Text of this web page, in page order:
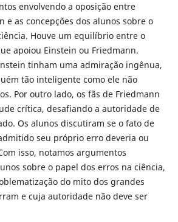
envolvendo a oposição entre
e as concepções dos alunos sobre o
Houve um equilíbrio entre o
apoiou Einstein ou Friedmann.
tinham uma admiração ingênua,
tão inteligente como ele não
Por outro lado, os fãs de Friedmann
crítica, desafiando a autoridade de
Os alunos discutiram se o fato de
seu próprio erro deveria ou
isso, notamos argumentos
sobre o papel dos erros na ciência,
do mito dos grandes
e cuja autoridade não deve ser